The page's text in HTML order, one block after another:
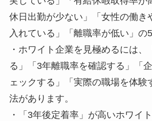
休日出勤が少ない」「女性の働き
入れている」「離職率が低い」の5
・ホワイト企業を見極めるには、
る」「3年離職率を確認する」「
ェックする」「実際の職場を体験
法があります。
・「3年後定着率」が高いホワイ